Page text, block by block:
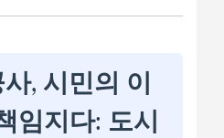
, 시민의 이
임지다: 도시